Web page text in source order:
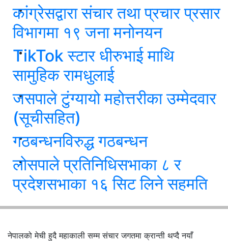
कांग्रेसद्वारा संचार तथा प्रचार प्रसार
विभागमा १९ जना मनोनयन
TikTok स्टार धीरुभाई माथि
सामुहिक रामधुलाई
जसपाले टुंग्यायो महोत्तरीका उम्मेदवार
(सूचीसहित)
गठबन्धनविरुद्ध गठबन्धन
लोसपाले प्रतिनिधिसभाका ८ र
प्रदेशसभाका १६ सिट लिने सहमति
नेपालको मेची हुदै महाकाली सम्म संचार जगतमा क्रान्ती थप्दै नयाँ